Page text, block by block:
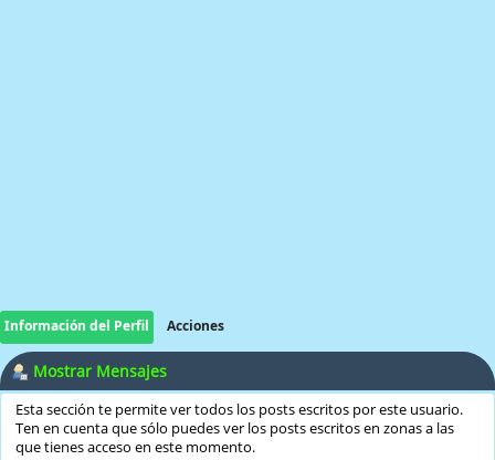
Información del Perfil Acciones
Mostrar Mensajes
Esta sección te permite ver todos los posts escritos por este usuario.
Ten en cuenta que sólo puedes ver los posts escritos en zonas a las
que tienes acceso en este momento.